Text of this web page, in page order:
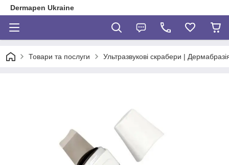
Dermapen Ukraine
Товари та послуги Ультразвукові скрабери |